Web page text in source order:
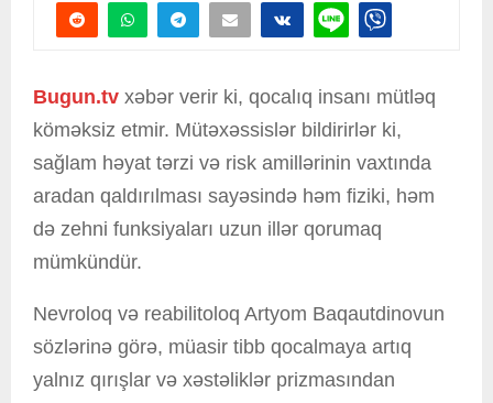
Bugun.tv xəbər verir ki, qocalıq insanı mütləq
köməksiz etmir. Mütəxəssislər bildirirlər ki,
sağlam həyat tərzi və risk amillərinin vaxtında
aradan qaldırılması sayəsində həm fiziki, həm
də zehni funksiyaları uzun illər qorumaq
mümkündür.
Nevroloq və reabilitoloq Artyom Baqautdinovun
sözlərinə görə, müasir tibb qocalmaya artıq
yalnız qırışlar və xəstəliklər prizmasından